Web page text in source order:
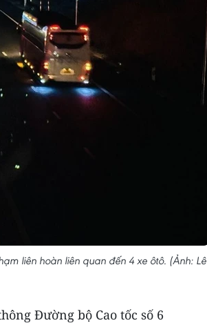
liên hoàn liên quan đến 4 xe ôtô. (Ảnh: Lê
Đường bộ Cao tốc số 6